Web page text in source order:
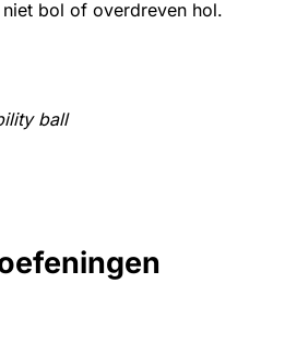
bol of overdreven hol.
ball